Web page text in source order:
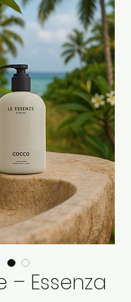
– Essenza